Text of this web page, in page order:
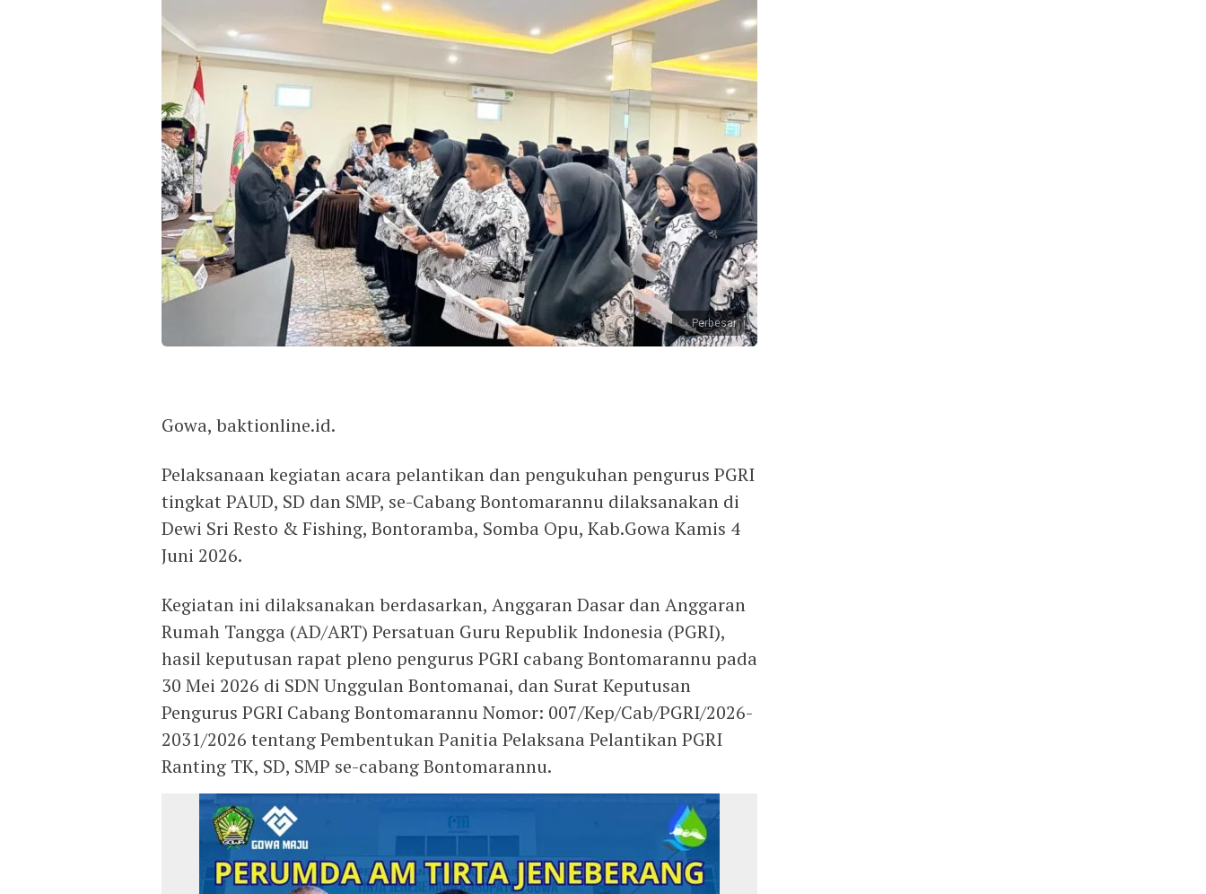
Perbesar
Gowa, baktionline.id.
Pelaksanaan kegiatan acara pelantikan dan pengukuhan pengurus PGRI
tingkat PAUD, SD dan SMP, se-Cabang Bontomarannu dilaksanakan di
Dewi Sri Resto & Fishing, Bontoramba, Somba Opu, Kab.Gowa Kamis 4
Juni 2026.
Kegiatan ini dilaksanakan berdasarkan, Anggaran Dasar dan Anggaran
Rumah Tangga (AD/ART) Persatuan Guru Republik Indonesia (PGRI),
hasil keputusan rapat pleno pengurus PGRI cabang Bontomarannu pada
30 Mei 2026 di SDN Unggulan Bontomanai, dan Surat Keputusan
Pengurus PGRI Cabang Bontomarannu Nomor: 007/Kep/Cab/PGRI/2026-
2031/2026 tentang Pembentukan Panitia Pelaksana Pelantikan PGRI
Ranting TK, SD, SMP se-cabang Bontomarannu.